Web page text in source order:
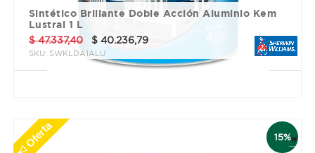
Sintético Brillante Doble Acción Aluminio Kem
Lustral 1 L
$47.337,40 $ 40.236,79
SKU: SWKLDA1ALU
15%
Oferta